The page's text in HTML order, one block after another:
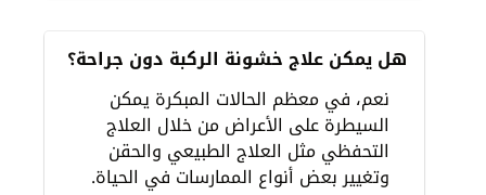
هل يمكن علاج خشونة الركبة دون جراحة؟
نعم، في معظم الحالات المبكرة يمكن
السيطرة على الأعراض من خلال العلاج
التحفظي مثل العلاج الطبيعي والحقن
وتغيير بعض أنواع الممارسات في الحياة.